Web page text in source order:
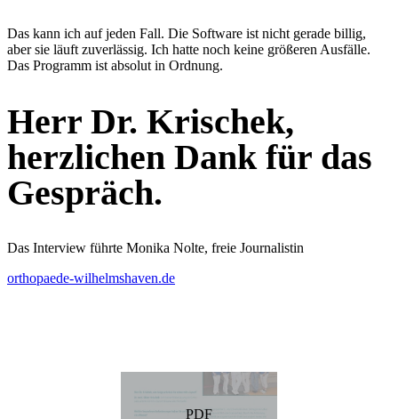
Das kann ich auf jeden Fall. Die Software ist nicht gerade billig,
aber sie läuft zuverlässig. Ich hatte noch keine größeren Ausfälle.
Das Programm ist absolut in Ordnung.
Herr Dr. Krischek,
herzlichen Dank für das
Gespräch.
Das Interview führte Monika Nolte, freie Journalistin
orthopaede-wilhelmshaven.de
PDF